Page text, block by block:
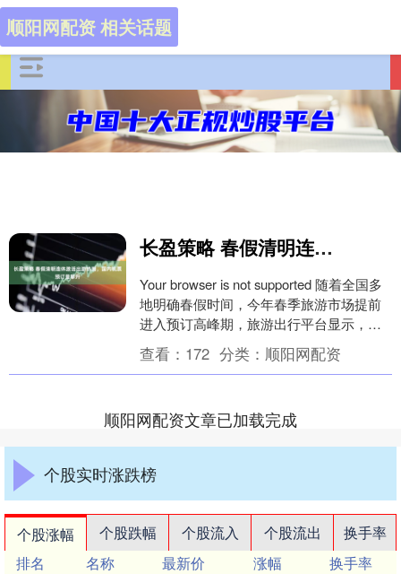
顺阳网配资 相关话题
长盈策略 春假清明连休激活出游热潮，国内机票预订量攀升
Your browser is not supported 随着全国多
地明确春假时间，今年春季旅游市场提前
进入预订高峰期，旅游出行平台显示，国
内机票搜索和预订量....
查看： 172 分类： 顺阳网配资
顺阳网配资文章已加载完成
个股实时涨跌榜
个股涨幅 个股跌幅 个股流入 个股流出
换手率
排名
名称 最新价 涨幅
换手率